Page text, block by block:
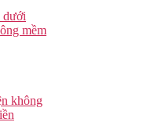
dưới
mềm
không